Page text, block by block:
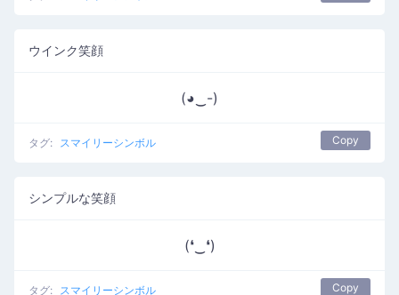
ウインク笑顔
(◕‿-)
タグ: スマイリーシンボル Copy
シンプルな笑顔
(❛‿❛)
タグ: スマイリーシンボル Copy